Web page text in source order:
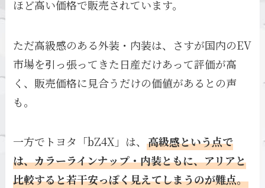
ほど高い価格で販売されています。
ただ高級感のある外装・内装は、さすが国内のEV
市場を引っ張ってきた日産だけあって評価が高
く、販売価格に見合うだけの価値があるとの声
も。
一方でトヨタ 「bZ4X」は、高級感という点で
は、カラーラインナップ・内装ともに、アリアと
比較すると若干安っぽく見えてしまうのが難点。